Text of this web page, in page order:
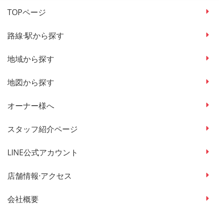
TOPページ
路線·駅から探す
地域から探す
地図から探す
オーナー様へ
スタッフ紹介ページ
LINE公式アカウント
店舗情報·アクセス
会社概要